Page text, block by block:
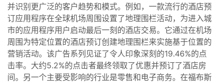
并识别更广泛的客户趋势和模式。例如，一款流行的酒店预
订应用程序在全球机场周围设置了地理围栏活动，为进入城
市的应用程序用户启动最后一刻的酒店交易。它通过在机场
周围为特定位置的酒店预订创建地理围栏来实施基于位置的
营销活动。该广告系列见证了令人印象深刻的19.46%的点
击率。大约5.2%的点击者最终领取了优惠并预订了酒店房
间。另一个主要受影响的行业是零售和电子商务。在福布斯